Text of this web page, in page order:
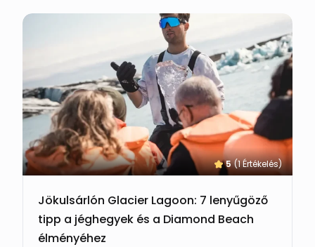
5 (1 Értékelés)
Jökulsárlón Glacier Lagoon: 7 lenyűgöző
tipp a jéghegyek és a Diamond Beach
élményéhez